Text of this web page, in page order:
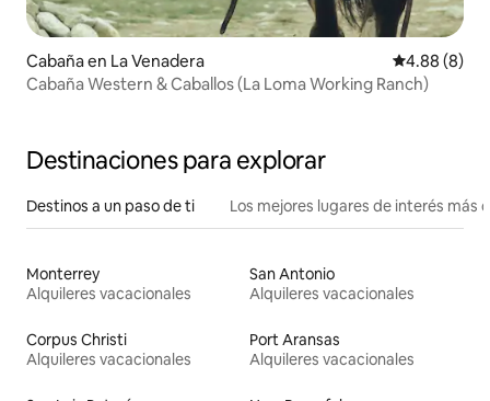
Cabaña en La Venadera Calificación
4.88 (8)
Cabaña Western & Caballos (La Loma Working Ranch)
Destinaciones para explorar
Destinos a un paso de ti Los mejores lugares de interés más
Monterrey
Alquileres vacacionales
San Antonio
Alquileres vacacionales
Corpus Christi
Alquileres vacacionales
Port Aransas
Alquileres vacacionales